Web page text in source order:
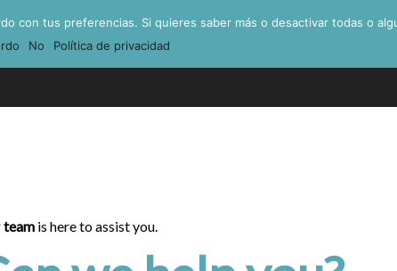
team is here to assist you.
con tus preferencias. Si quieres saber más o desactivar todas o
No Política de privacidad